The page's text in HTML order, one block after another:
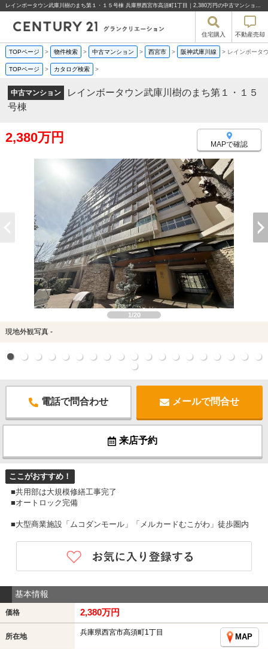
レインボータウン武庫川樹のまち第１・１５号棟 兵庫県西宮市高須町1丁目｜2,380万円の中古マンション｜分譲マンション情報｜株式会社グランクリエーション
住宅購入 不動産売却
TOPページ > 物件検索 > 中古マンション > 西宮市 > 阪神武庫川線 > レインボータ
TOPページ > カタログ検索 >
中古マンション
レインボータウン武庫川樹のまち第１・１５
号棟
2,380万円 MAPで確認
1/20
現地外観写真 -
電話で問合わせ メールで問合せ
来店予約
ここがおすすめ！
■共用部は大規模修繕工事完了
■オートロック完備
■大型商業施設「ムコダンモール」「メルカードむこがわ」徒歩圏内
基本情報
価格 2,380万円
所在地 兵庫県西宮市高須町1丁目
MAP